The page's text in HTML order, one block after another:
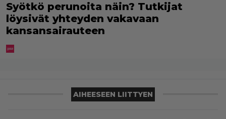
Syötkö perunoita näin? Tutkijat
löysivät yhteyden vakavaan
kansansairauteen
AIHEESEEN LIITTYEN